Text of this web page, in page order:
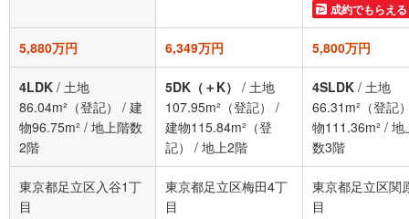
成約でもらえる
5,880万円 6,349万円 5,800万円
4LDK / 土地
86.04m²（登記）
/ 建
物96.75m² / 地上階数
2階
5DK（＋K） / 土地
107.95m²（登記）
/
建物115.84m²（登
記）
/ 地上2階
4SLDK / 土地
66.31m²（登記
物111.36m² / 地
数3階
東京都足立区入谷1丁
目
東京都足立区梅田4丁
目
東京都足立区関
目